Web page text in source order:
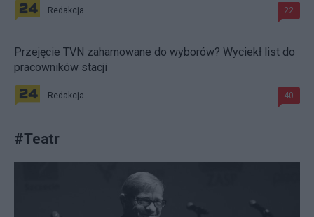
Redakcja 22
Przejęcie TVN zahamowane do wyborów? Wyciekł list do
pracowników stacji
Redakcja 40
#Teatr